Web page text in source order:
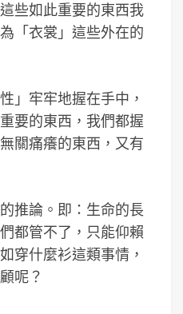
些如此重要的東西我
「衣裳」這些外在的
」牢牢地握在手中，
要的東西，我們都握
關痛癢的東西，又有
推論。即：生命的長
都管不了，只能仰賴
穿什麼衫這類事情，
呢？